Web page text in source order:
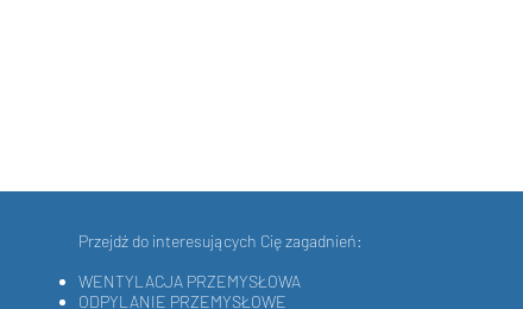
Przejdź do interesujących Cię zagadnień:
WENTYLACJA PRZEMYSŁOWA
ODPYLANIE PRZEMYSŁOWE